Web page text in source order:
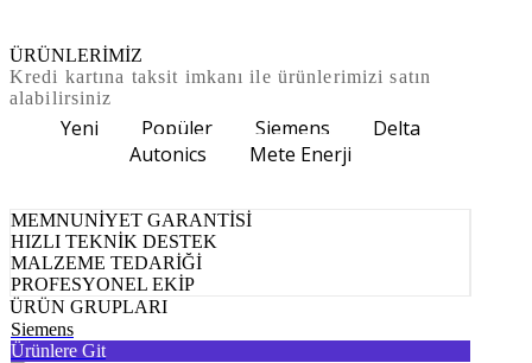
ÜRÜNLERİMİZ
Kredi kartına taksit imkanı ile ürünlerimizi satın
alabilirsiniz
Yeni Popüler Siemens
Delta
Autonics
Mete Enerji
MEMNUNİYET GARANTİSİ
HIZLI TEKNİK DESTEK
MALZEME TEDARİĞİ
PROFESYONEL EKİP
ÜRÜN GRUPLARI
Siemens
Ürünlere Git